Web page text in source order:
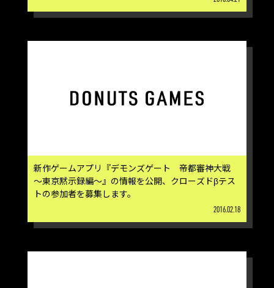
新作ゲームアプリ『デモンズゲート 帝都審神大戦
～東京黙示録編～』の情報を公開、クローズドβテス
トの参加者を募集します。
2016.02.18